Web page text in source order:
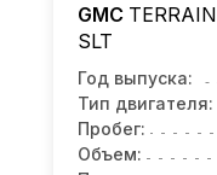
GMC TERRAIN
SLT
Год выпуска:
Тип двигателя:
Пробег:
Объем: